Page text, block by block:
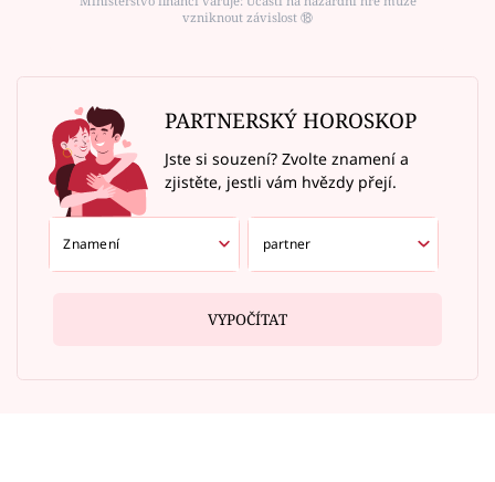
vzniknout závislost ⑱
PARTNERSKÝ HOROSKOP
Jste si souzení? Zvolte znamení a
zjistěte, jestli vám hvězdy přejí.
VYPOČÍTAT